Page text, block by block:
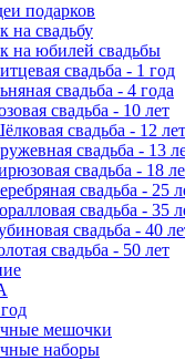
подарков
на свадьбу
на юбилей свадьбы
свадьба - 1 год
свадьба - 4 года
свадьба - 10 лет
свадьба - 12 лет
свадьба - 13
свадьба - 18
свадьба - 25
свадьба - 35
свадьба - 40
свадьба - 50 лет
мешочки
наборы